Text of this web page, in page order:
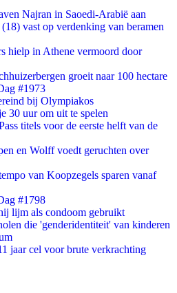
Najran in Saoedi-Arabië aan
vast op verdenking van beramen
hielp in Athene vermoord door
groeit naar 100 hectare
#1973
bij Olympiakos
30 uur om uit te spelen
titels voor de eerste helft van de
en Wolff voedt geruchten over
van Koopzegels sparen vanaf
#1798
lijm als condoom gebruikt
die 'genderidentiteit' van kinderen
jaar cel voor brute verkrachting